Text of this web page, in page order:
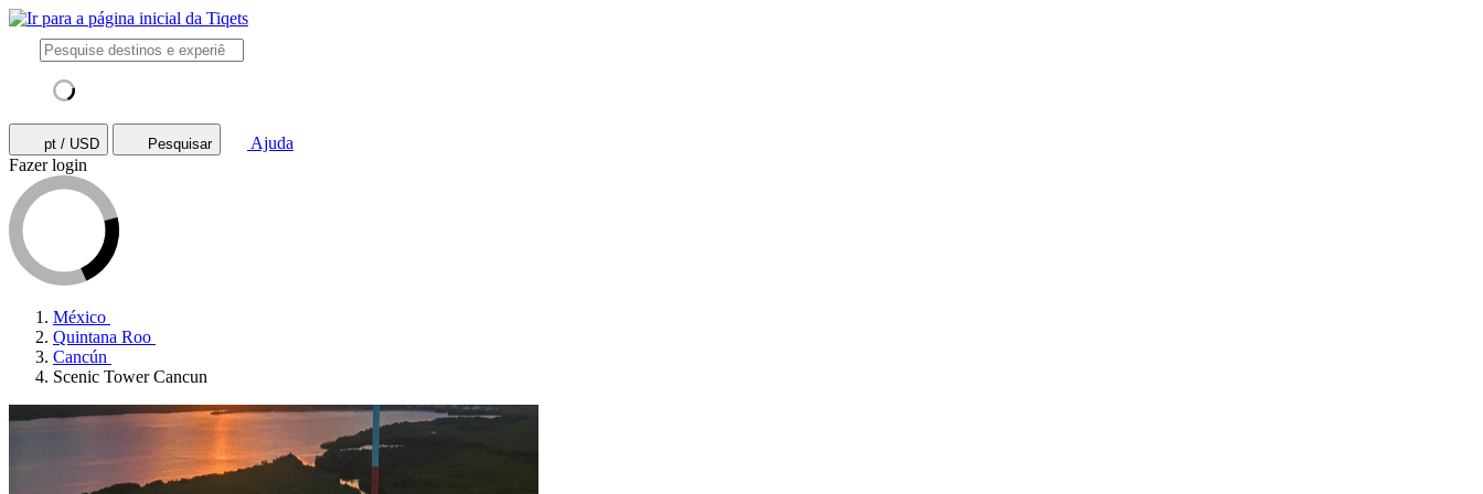
pt / USD Pesquisar
Ajuda
Fazer login
México
Quintana Roo
Cancún
Scenic Tower Cancun